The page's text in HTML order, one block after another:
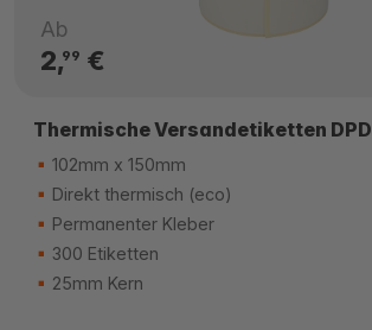
Ab
2,99 €
Thermische Versandetiketten DPD
102mm x 150mm
Direkt thermisch (eco)
Permanenter Kleber
300 Etiketten
25mm Kern